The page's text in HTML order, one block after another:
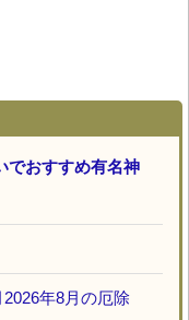
でおすすめ有名神
2026年8月の厄除